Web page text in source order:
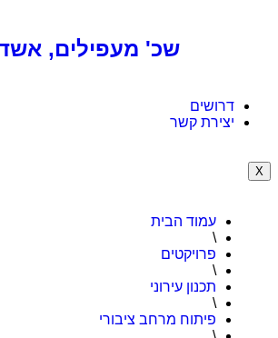
שכ' מעפילים,
דרושים
יצירת קשר
X
עמוד הבית
\
פרויקטים
\
תכנון עירוני
\
פיתוח מרחב ציבורי